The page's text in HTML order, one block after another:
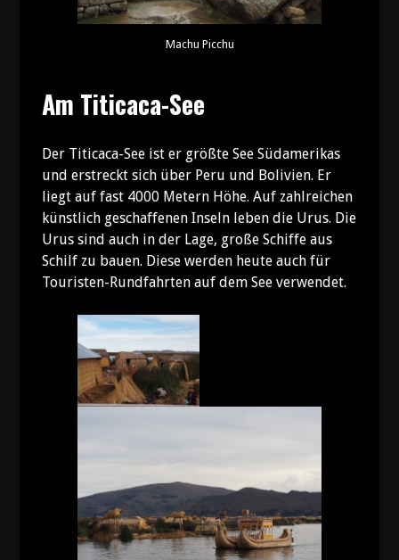
Machu Picchu
Am Titicaca-See
Der Titicaca-See ist er größte See Südamerikas
und erstreckt sich über Peru und Bolivien. Er
liegt auf fast 4000 Metern Höhe. Auf zahlreichen
künstlich geschaffenen Inseln leben die Urus. Die
Urus sind auch in der Lage, große Schiffe aus
Schilf zu bauen. Diese werden heute auch für
Touristen-Rundfahrten auf dem See verwendet.